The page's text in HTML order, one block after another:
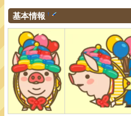
基本情報 †